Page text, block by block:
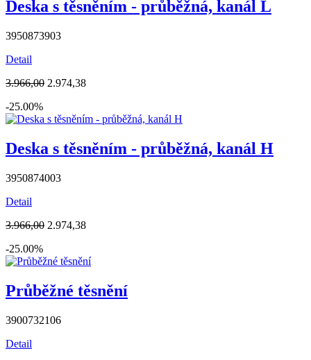
Deska s těsněním - průběžná, kanál L
3950873903
Detail
3.966,00 2.974,38
-25.00%
Deska s těsněním - průběžná, kanál H
3950874003
Detail
3.966,00 2.974,38
-25.00%
Průběžné těsnění
3900732106
Detail